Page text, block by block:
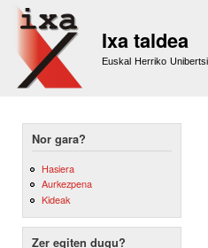
Ixa taldea
Euskal Herriko
Nor gara?
Hasiera
Aurkezpena
Kideak
Zer egiten dugu?